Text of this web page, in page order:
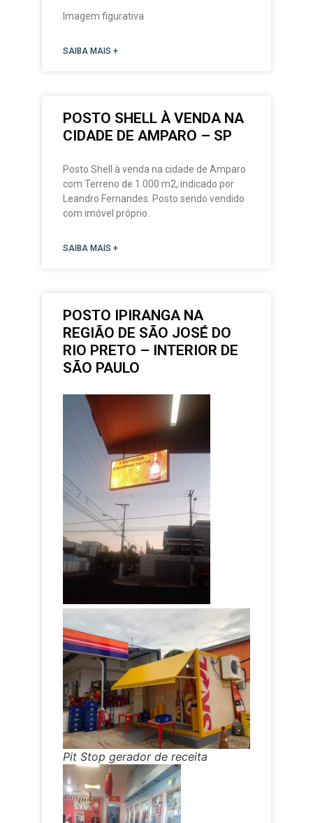
Imagem figurativa
SAIBA MAIS +
POSTO SHELL À VENDA NA
CIDADE DE AMPARO – SP
Posto Shell à venda na cidade de Amparo
com Terreno de 1.000 m2, indicado por
Leandro Fernandes. Posto sendo vendido
com imóvel próprio.
SAIBA MAIS +
POSTO IPIRANGA NA
REGIÃO DE SÃO JOSÉ DO
RIO PRETO – INTERIOR DE
SÃO PAULO
Pit Stop gerador de receita